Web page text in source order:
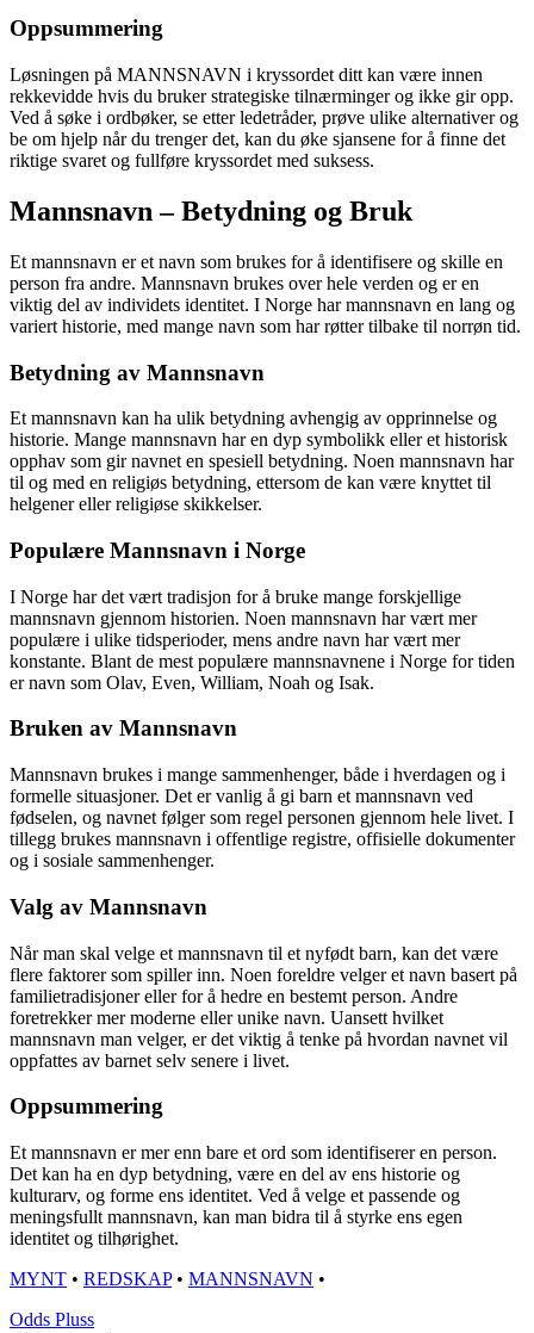
Oppsummering
Løsningen på MANNSNAVN i kryssordet ditt kan være innen
rekkevidde hvis du bruker strategiske tilnærminger og ikke gir opp.
Ved å søke i ordbøker, se etter ledetråder, prøve ulike alternativer og
be om hjelp når du trenger det, kan du øke sjansene for å finne det
riktige svaret og fullføre kryssordet med suksess.
Mannsnavn – Betydning og Bruk
Et mannsnavn er et navn som brukes for å identifisere og skille en
person fra andre. Mannsnavn brukes over hele verden og er en
viktig del av individets identitet. I Norge har mannsnavn en lang og
variert historie, med mange navn som har røtter tilbake til norrøn tid.
Betydning av Mannsnavn
Et mannsnavn kan ha ulik betydning avhengig av opprinnelse og
historie. Mange mannsnavn har en dyp symbolikk eller et historisk
opphav som gir navnet en spesiell betydning. Noen mannsnavn har
til og med en religiøs betydning, ettersom de kan være knyttet til
helgener eller religiøse skikkelser.
Populære Mannsnavn i Norge
I Norge har det vært tradisjon for å bruke mange forskjellige
mannsnavn gjennom historien. Noen mannsnavn har vært mer
populære i ulike tidsperioder, mens andre navn har vært mer
konstante. Blant de mest populære mannsnavnene i Norge for tiden
er navn som Olav, Even, William, Noah og Isak.
Bruken av Mannsnavn
Mannsnavn brukes i mange sammenhenger, både i hverdagen og i
formelle situasjoner. Det er vanlig å gi barn et mannsnavn ved
fødselen, og navnet følger som regel personen gjennom hele livet. I
tillegg brukes mannsnavn i offentlige registre, offisielle dokumenter
og i sosiale sammenhenger.
Valg av Mannsnavn
Når man skal velge et mannsnavn til et nyfødt barn, kan det være
flere faktorer som spiller inn. Noen foreldre velger et navn basert på
familietradisjoner eller for å hedre en bestemt person. Andre
foretrekker mer moderne eller unike navn. Uansett hvilket
mannsnavn man velger, er det viktig å tenke på hvordan navnet vil
oppfattes av barnet selv senere i livet.
Oppsummering
Et mannsnavn er mer enn bare et ord som identifiserer en person.
Det kan ha en dyp betydning, være en del av ens historie og
kulturarv, og forme ens identitet. Ved å velge et passende og
meningsfullt mannsnavn, kan man bidra til å styrke ens egen
identitet og tilhørighet.
MYNT • REDSKAP• MANNSNAVN •
Odds Pluss